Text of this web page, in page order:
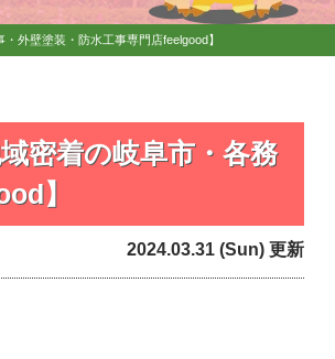
外壁塗装・防水工事専門店feelgood】
密着の岐阜市・各務
】
2024.03.31 (Sun) 更新